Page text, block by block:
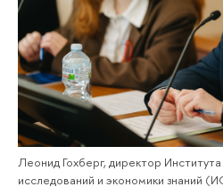
Леонид Гохберг, директор
исследований и экономики